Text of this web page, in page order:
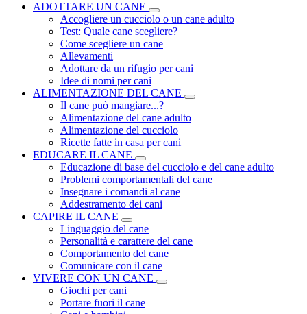
ADOTTARE UN CANE
Accogliere un cucciolo o un cane adulto
Test: Quale cane scegliere?
Come scegliere un cane
Allevamenti
Adottare da un rifugio per cani
Idee di nomi per cani
ALIMENTAZIONE DEL CANE
Il cane può mangiare...?
Alimentazione del cane adulto
Alimentazione del cucciolo
Ricette fatte in casa per cani
EDUCARE IL CANE
Educazione di base del cucciolo e del cane adulto
Problemi comportamentali del cane
Insegnare i comandi al cane
Addestramento dei cani
CAPIRE IL CANE
Linguaggio del cane
Personalità e carattere del cane
Comportamento del cane
Comunicare con il cane
VIVERE CON UN CANE
Giochi per cani
Portare fuori il cane